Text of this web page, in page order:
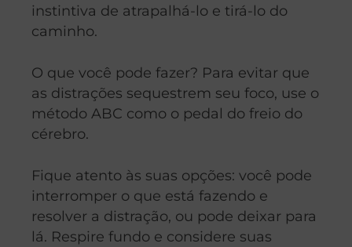
instintiva de atrapalhá-lo e tirá-lo do
caminho.
O que você pode fazer? Para evitar que
as distrações sequestrem seu foco, use o
método ABC como o pedal do freio do
cérebro.
Fique atento às suas opções: você pode
interromper o que está fazendo e
resolver a distração, ou pode deixar para
lá. Respire fundo e considere suas